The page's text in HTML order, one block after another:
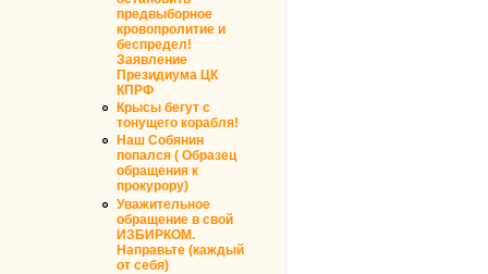
предвыборное
кровопролитие и
беспредел!
Заявление
Президиума ЦК
КПРФ
Крысы бегут с
тонущего корабля!
Наш Собянин
попался ( Образец
обращения к
прокурору)
Уважительное
обращение в свой
ИЗБИРКОМ.
Направьте (каждый
от себя)